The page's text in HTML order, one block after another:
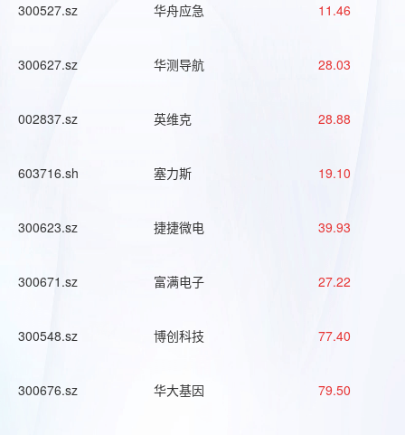
300527.sz 华舟应急 11.46
300627.sz 华测导航 28.03
002837.sz 英维克 28.88
603716.sh 塞力斯 19.10
300623.sz 捷捷微电 39.93
300671.sz 富满电子 27.22
300548.sz 博创科技 77.40
300676.sz 华大基因 79.50